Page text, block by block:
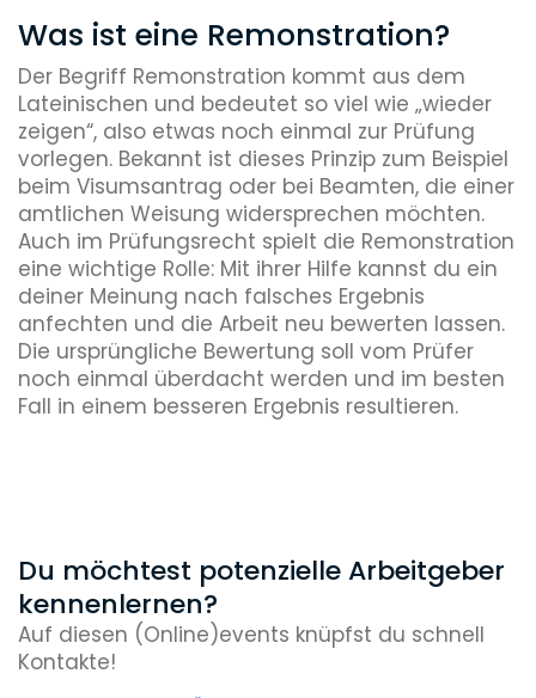
Was ist eine Remonstration?
Der Begriff Remonstration kommt aus dem
Lateinischen und bedeutet so viel wie „wieder
zeigen“, also etwas noch einmal zur Prüfung
vorlegen. Bekannt ist dieses Prinzip zum Beispiel
beim Visumsantrag oder bei Beamten, die einer
amtlichen Weisung widersprechen möchten.
Auch im Prüfungsrecht spielt die Remonstration
eine wichtige Rolle: Mit ihrer Hilfe kannst du ein
deiner Meinung nach falsches Ergebnis
anfechten und die Arbeit neu bewerten lassen.
Die ursprüngliche Bewertung soll vom Prüfer
noch einmal überdacht werden und im besten
Fall in einem besseren Ergebnis resultieren.
Du möchtest potenzielle Arbeitgeber
kennenlernen?
Auf diesen (Online)events knüpfst du schnell
Kontakte!